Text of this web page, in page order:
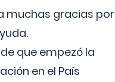
muchas gracias por
que empezó la
en el País